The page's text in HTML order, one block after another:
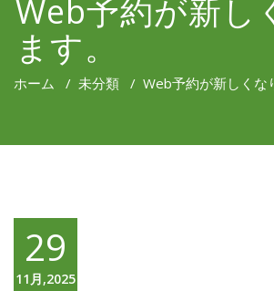
Web予約が新し
ます。
ホーム / 未分類 / Web予約が新しくな
29
11月,2025